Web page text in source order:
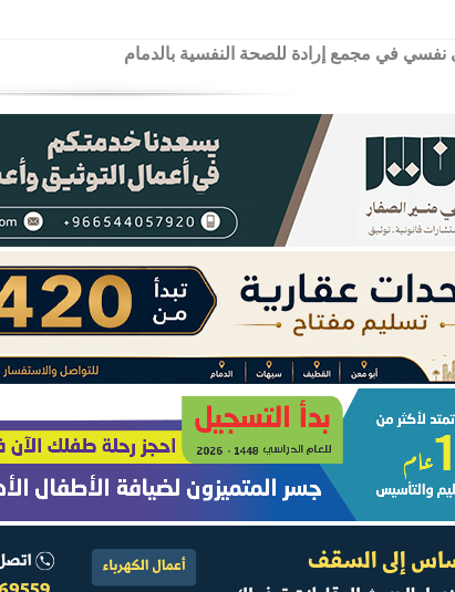
في مجمع إرادة للصحة النفسية بالدمام